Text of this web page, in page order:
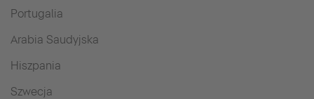
Portugalia
Arabia Saudyjska
Hiszpania
Szwecja